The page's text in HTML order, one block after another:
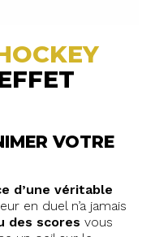
VOTRE
d’une véritable
en duel n’a jamais
des scores vous